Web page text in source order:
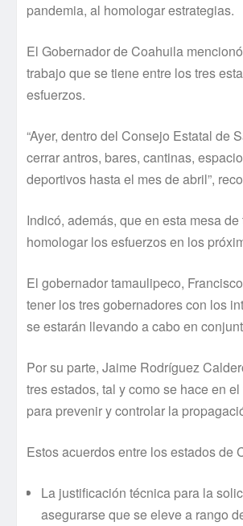
pandemia, al homologar estrategias.
El Gobernador de Coahuila
trabajo que se tiene entre los tres
esfuerzos.
“Ayer, dentro del Consejo Estatal de
cerrar antros, bares, cantinas,
deportivos hasta el mes de abril”,
Indicó, además, que en esta mesa
homologar los esfuerzos en los
El gobernador tamaulipeco,
tener los tres gobernadores con los
se estarán llevando a cabo en
Por su parte, Jaime Rodríguez
tres estados, tal y como se hace en
para prevenir y controlar la
Estos acuerdos entre los estados de
La justificación técnica para la
asegurarse que se eleve a rango